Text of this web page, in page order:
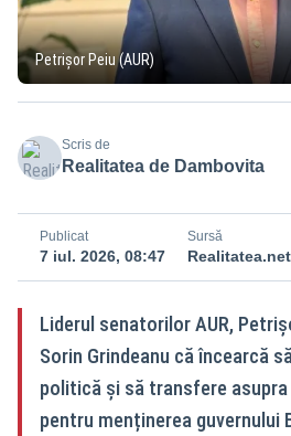
Petrișor Peiu (AUR)
Scris de
Realitatea de Dambovita
Publicat
7 iul. 2026, 08:47
Sursă
Realitatea.net
Liderul senatorilor AUR,
Sorin Grindeanu că încearcă
politică și să transfere
pentru menținerea guvernului